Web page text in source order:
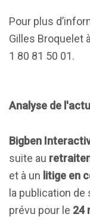
Pour plus
Gilles Broquelet à
1 80 81 50 01.
Analyse de
Bigben
suite au
et à un litige en
la publication
prévu pour le 24